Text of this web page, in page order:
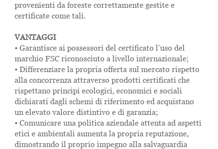
provenienti da foreste correttamente gestite e
certificate come tali.
VANTAGGI
• Garantisce ai possessori del certificato l’uso del
marchio FSC riconosciuto a livello internazionale;
• Differenziare la propria offerta sul mercato rispetto
alla concorrenza attraverso prodotti certificati che
rispettano principi ecologici, economici e sociali
dichiarati dagli schemi di riferimento ed acquistano
un elevato valore distintivo e di garanzia;
• Comunicare una politica aziendale attenta ad aspetti
etici e ambientali aumenta la propria reputazione,
dimostrando il proprio impegno alla salvaguardia